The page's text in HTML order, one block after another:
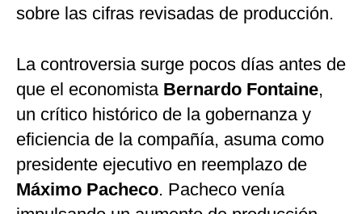
sobre las cifras revisadas de producción.
La controversia surge pocos días antes de
que el economista Bernardo Fontaine,
un crítico histórico de la gobernanza y
eficiencia de la compañía, asuma como
presidente ejecutivo en reemplazo de
Máximo Pacheco. Pacheco venía